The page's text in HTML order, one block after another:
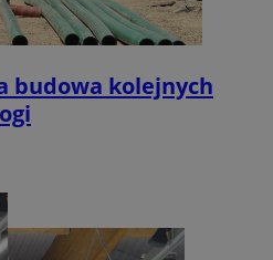
budowa kolejnych